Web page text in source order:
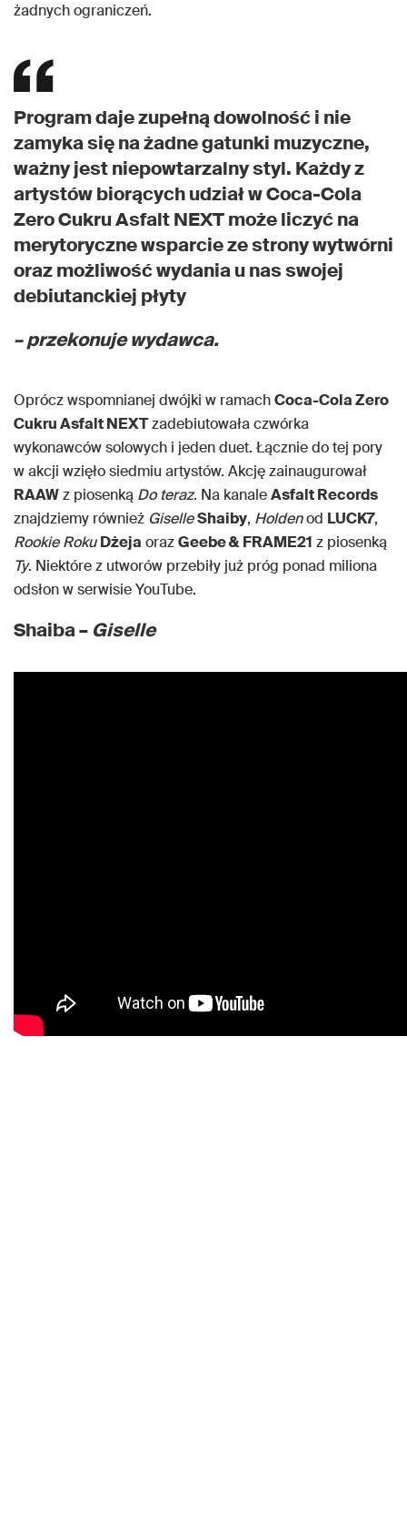
żadnych ograniczeń.
Program daje zupełną dowolność i nie
zamyka się na żadne gatunki muzyczne,
ważny jest niepowtarzalny styl. Każdy z
artystów biorących udział w Coca-Cola
Zero Cukru Asfalt NEXT może liczyć na
merytoryczne wsparcie ze strony wytwórni
oraz możliwość wydania u nas swojej
debiutanckiej płyty
– przekonuje wydawca.
Oprócz wspomnianej dwójki w ramachCoca-Cola Zero
Cukru Asfalt NEXTzadebiutowała czwórka
wykonawców solowych i jeden duet. Łącznie do tej pory
w akcji wzięło siedmiu artystów. Akcję zainaugurował
RAAWz piosenką Do teraz. Na kanaleAsfalt Records
znajdziemy również GiselleShaiby, Holdenod LUCK7,
Rookie Roku Dżeja orazGeebe & FRAME21 z piosenką
Ty. Niektóre z utworów przebiły już próg ponad miliona
odsłon w serwisie YouTube.
Shaiba – Giselle